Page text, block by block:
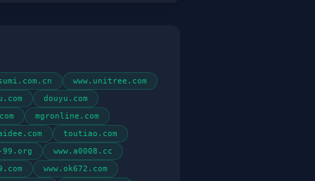
www.unitree.com
douyu.com
mgronline.com
toutiao.com
99.org
www.a0008.cc
www.ok672.com